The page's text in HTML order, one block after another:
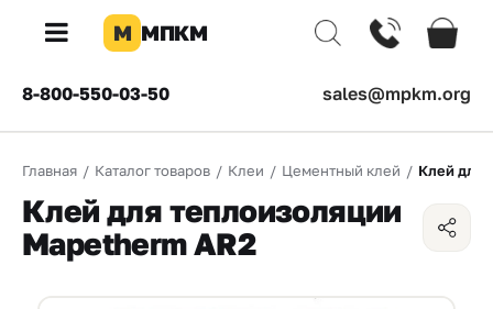
×
КОМПАНИЯ
О
компании
М МПКМ
8-800-550-03-50 sales@mpkm.org
Главная / Каталог товаров / Клеи / Цементный клей / Клей для
Клей для теплоизоляции
Mapetherm AR2